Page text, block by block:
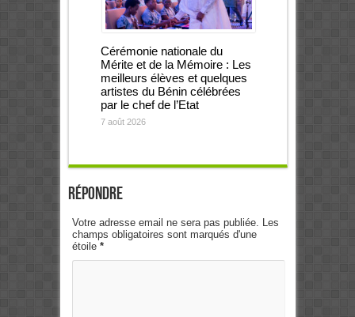
Cérémonie nationale du
Mérite et de la Mémoire : Les
meilleurs élèves et quelques
artistes du Bénin célébrées
par le chef de l’Etat
7 août 2026
Répondre
Votre adresse email ne sera pas publiée. Les
champs obligatoires sont marqués d'une
étoile *